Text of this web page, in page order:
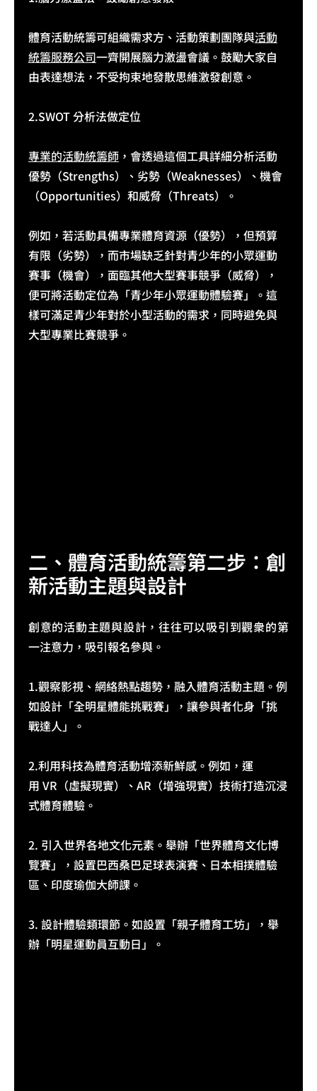
體育活動統籌可組織需求方、活動策劃團隊與活動
統籌服務公司一齊開展腦力激盪會議。鼓勵大家自
由表達想法，不受拘束地發散思維激發創意。
2.SWOT 分析法做定位
專業的活動統籌師，會透過這個工具詳細分析活動
優勢（Strengths）、劣勢（Weaknesses）、機會
（Opportunities）和威脅（Threats）。
例如，若活動具備專業體育資源（優勢），但預算
有限（劣勢），而市場缺乏針對青少年的小眾運動
賽事（機會），面臨其他大型賽事競爭（威脅），
便可將活動定位為「青少年小眾運動體驗賽」。這
樣可滿足青少年對於小型活動的需求，同時避免與
大型專業比賽競爭。
二、體育活動統籌第二步：創
新活動主題與設計​
創意的活動主題與設計，往往可以吸引到觀衆的第
一注意力，吸引報名參與。
1.觀察影視、網絡熱點趨勢，融入體育活動主題。例
如設計「全明星體能挑戰賽」，讓參與者化身「挑
戰達人」。
2.利用科技為體育活動增添新鮮感。例如，運
用 VR（虛擬現實）、AR（增強現實）技術打造沉浸
式體育體驗。​
2. 引入世界各地文化元素。舉辦「世界體育文化博
覽賽」，設置巴西桑巴足球表演賽、日本相撲體驗
區、印度瑜伽大師課。​
3. 設計體驗類環節。如設置「親子體育工坊」，舉
辦「明星運動員互動日」。​